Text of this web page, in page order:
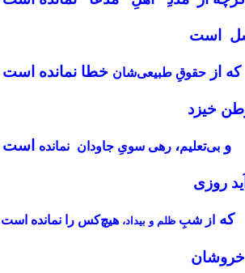
است
که از حقوقِ طبیعی‌شان خطا نمانده است
خیزد
و بی‌تعلیم، رهی سویِ جاودان نمانده است
روزی
که از شبِ ظلم و بیداد، هیچ‌کس را نمانده است
خروشان